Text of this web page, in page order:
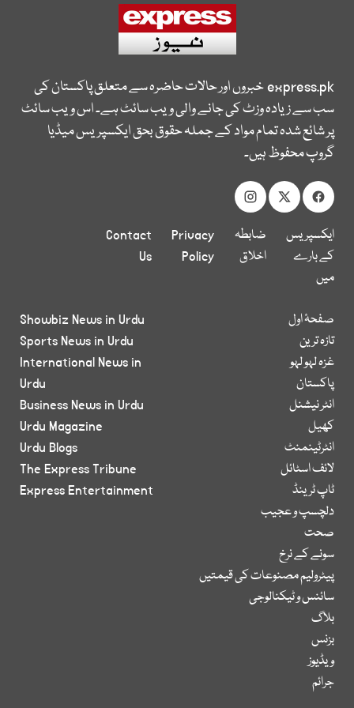
express.pkخبروں اور حالات حاضرہ سے متعلق پاکستان کی
سب سے زیادہ وزٹ کی جانے والی ویب سائٹ ہے۔ اس ویب سائٹ
پر شائع شدہ تمام مواد کے جملہ حقوق بحق ایکسپریس میڈیا
گروپ محفوظ ہیں۔
ایکسپریس
کے بارے
میں
ضابطہ
اخلاق
Privacy
Policy
Contact
Us
صفحۂ اول
تازہ ترین
غزہ لہو لہو
پاکستان
انٹر نیشنل
کھیل
انٹرٹینمنٹ
لائف اسٹائل
ٹاپ ٹرینڈ
دلچسپ و عجیب
صحت
سونے کے نرخ
پیٹرولیم مصنوعات کی قیمتیں
سائنس و ٹیکنالوجی
بلاگ
بزنس
ویڈیوز
جرائم
Showbiz News in Urdu
Sports News in Urdu
International News in
Urdu
Business News in Urdu
Urdu Magazine
Urdu Blogs
The Express Tribune
Express Entertainment